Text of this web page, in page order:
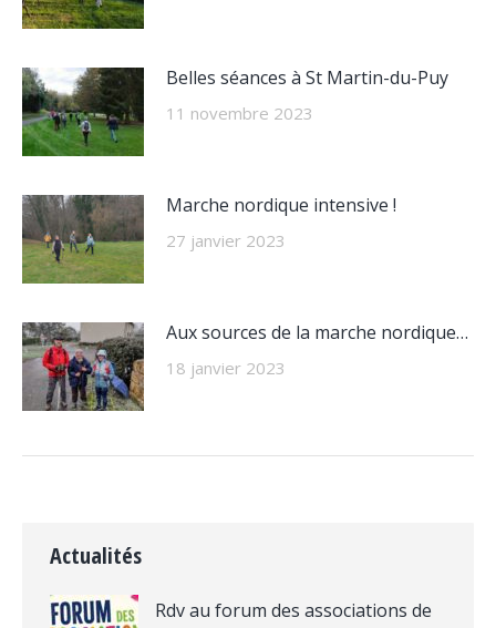
Belles séances à St Martin-du-Puy
11 novembre 2023
Marche nordique intensive !
27 janvier 2023
Aux sources de la marche nordique…
18 janvier 2023
Actualités
Rdv au forum des associations de